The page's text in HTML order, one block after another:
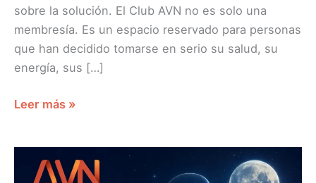
sobre la solución. El Club AVN no es solo una
membresía. Es un espacio reservado para personas
que han decidido tomarse en serio su salud, su
energía, sus […]
Leer más »
Dormir
para